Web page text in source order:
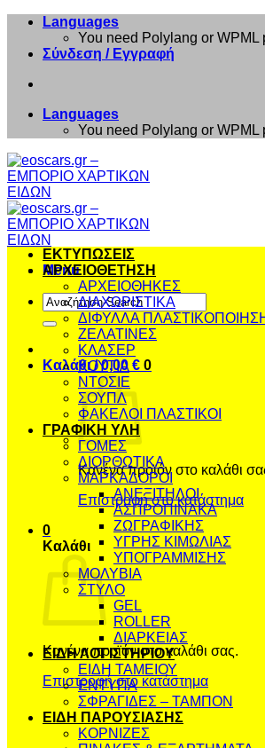
Μετάβαση
περιεχόμενο
Languages
You need Polylang or WPML
Σύνδεση / Εγγραφή
Languages
You need Polylang or WPML
Menu
Αναζήτηση
για:
Καλάθι /0,00 € 0
Κανένα προϊόν στο καλάθι
Επιστροφή στο κατάστημα
0
Καλάθι
Κανένα προϊόν στο καλάθι σας.
Επιστροφή στο κατάστημα
ΕΚΤΥΠΩΣΕΙΣ
ΑΡΧΕΙΟΘΕΤΗΣΗ
ΑΡΧΕΙΟΘΗΚΕΣ
ΔΙΑΧΩΡΙΣΤΙΚΑ
ΔΙΦΥΛΛΑ
ΖΕΛΑΤΙΝΕΣ
ΚΛΑΣΕΡ
ΚΟΥΤΙΑ
ΝΤΟΣΙΕ
ΣΟΥΠΛ
ΦΑΚΕΛΟΙ ΠΛΑΣΤΙΚΟΙ
ΓΡΑΦΙΚΗ ΥΛΗ
ΓΟΜΕΣ
ΔΙΟΡΘΩΤΙΚΑ
ΜΑΡΚΑΔΟΡΟΙ
ΑΝΕΞΙΤΗΛΟΙ
ΑΣΠΡΟΠΙΝΑΚΑ
ΖΩΓΡΑΦΙΚΗΣ
ΥΓΡΗΣ ΚΙΜΩΛΙΑΣ
ΥΠΟΓΡΑΜΜΙΣΗΣ
ΜΟΛΥΒΙΑ
ΣΤΥΛΟ
GEL
ROLLER
ΔΙΑΡΚΕΙΑΣ
ΕΙΔΗ ΛΟΓΙΣΤΗΡΙΟΥ
ΕΙΔΗ ΤΑΜΕΙΟΥ
ΕΝΤΥΠΑ
ΣΦΡΑΓΙΔΕΣ – ΤΑΜΠΟΝ
ΕΙΔΗ ΠΑΡΟΥΣΙΑΣΗΣ
ΚΟΡΝΙΖΕΣ